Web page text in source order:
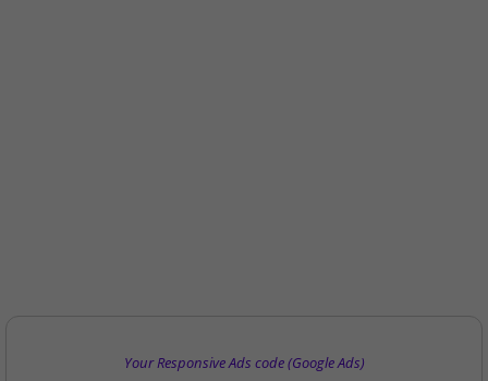
Your Responsive Ads code (Google Ads)